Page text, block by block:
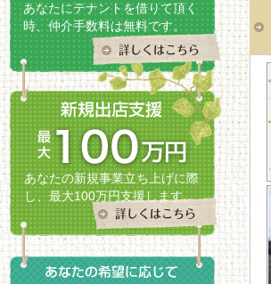
あなたにテナントを借りて頂く
時、仲介手数料は無料です。
あなたの新規事業立ち上げに際
し、最大100万円支援します。